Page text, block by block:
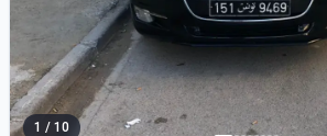
1 / 10